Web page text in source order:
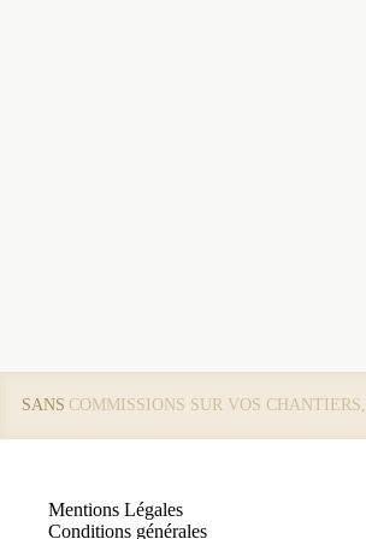
SANS COMMISSIONS SUR VOS CHANTIERS,
Mentions Légales
Conditions générales